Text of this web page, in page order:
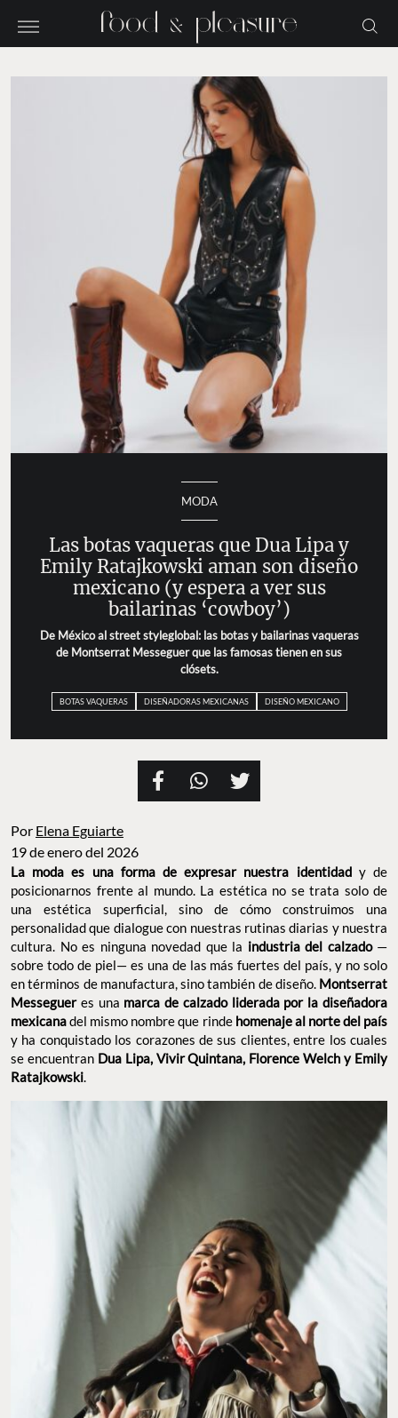
MODA
Las botas vaqueras que Dua Lipa y
Emily Ratajkowski aman son diseño
mexicano (y espera a ver sus
bailarinas ‘cowboy’)
De México al street styleglobal: las botas y bailarinas vaqueras
de Montserrat Messeguer que las famosas tienen en sus
clósets.
BOTAS VAQUERAS DISEÑADORAS MEXICANAS DISEÑO MEXICANO
Por Elena Eguiarte
19 de enero del 2026
La moda es una forma de expresar nuestra identidady de
posicionarnos frente al mundo. La estética no se trata solo de
una estética superficial, sino de cómo construimos una
personalidad que dialogue con nuestras rutinas diarias y nuestra
cultura. No es ninguna novedad que la industria del calzado—
sobre todo de piel— es una de las más fuertes del país, y no solo
en términos de manufactura, sino también de diseño. Montserrat
Messeguer es una marca de calzado liderada por la diseñadora
mexicanadel mismo nombre que rinde homenaje al norte del país
y ha conquistado los corazones de sus clientes, entre los cuales
se encuentran Dua Lipa, Vivir Quintana, Florence Welch y Emily
Ratajkowski.